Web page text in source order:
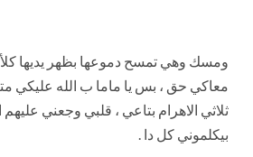
ومسك وهي تمسح دموعها بظهر يديها
معاكي حق ، بس يا ماما ب الله عليكي
ثلاثي الاهرام بتاعي ، قلبي وجعني
بيكلموني كل دا .